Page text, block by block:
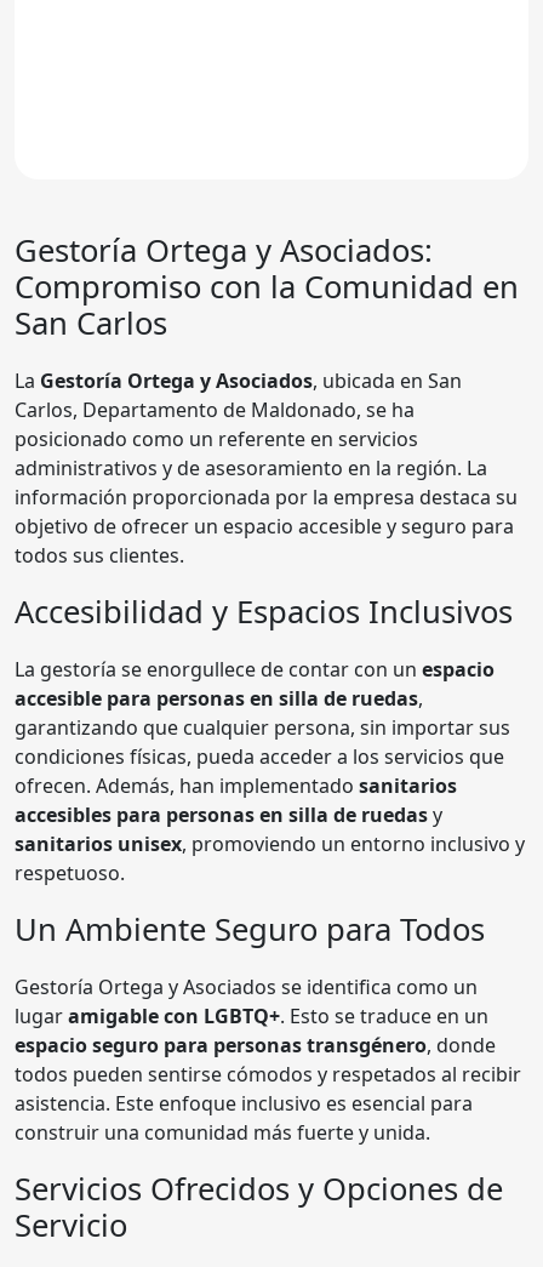
Gestoría Ortega y Asociados:
Compromiso con la Comunidad en
San Carlos
La Gestoría Ortega y Asociados, ubicada en San
Carlos, Departamento de Maldonado, se ha
posicionado como un referente en servicios
administrativos y de asesoramiento en la región. La
información proporcionada por la empresa destaca su
objetivo de ofrecer un espacio accesible y seguro para
todos sus clientes.
Accesibilidad y Espacios Inclusivos
La gestoría se enorgullece de contar con un espacio
accesible para personas en silla de ruedas,
garantizando que cualquier persona, sin importar sus
condiciones físicas, pueda acceder a los servicios que
ofrecen. Además, han implementado sanitarios
accesibles para personas en silla de ruedasy
sanitarios unisex, promoviendo un entorno inclusivo y
respetuoso.
Un Ambiente Seguro para Todos
Gestoría Ortega y Asociados se identifica como un
lugaramigable con LGBTQ+. Esto se traduce en un
espacio seguro para personas transgénero, donde
todos pueden sentirse cómodos y respetados al recibir
asistencia. Este enfoque inclusivo es esencial para
construir una comunidad más fuerte y unida.
Servicios Ofrecidos y Opciones de
Servicio